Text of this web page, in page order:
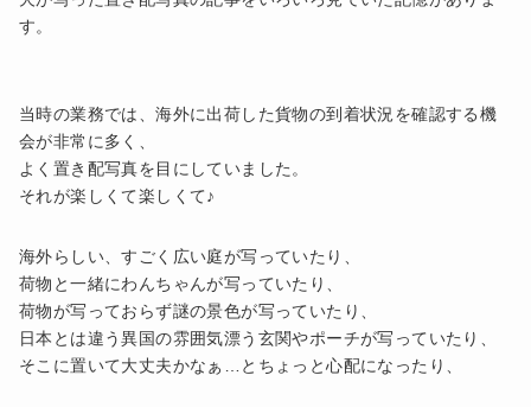
す。
当時の業務では、海外に出荷した貨物の到着状況を確認する機
会が非常に多く、
よく置き配写真を目にしていました。
それが楽しくて楽しくて♪
海外らしい、すごく広い庭が写っていたり、
荷物と一緒にわんちゃんが写っていたり、
荷物が写っておらず謎の景色が写っていたり、
日本とは違う異国の雰囲気漂う玄関やポーチが写っていたり、
そこに置いて大丈夫かなぁ…とちょっと心配になったり、